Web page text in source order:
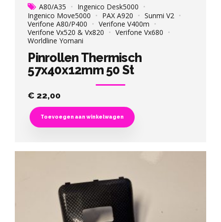
A80/A35
Ingenico Desk5000
Ingenico Move5000
PAX A920
Sunmi V2
Verifone A80/P400
Verifone V400m
Verifone Vx520 & Vx820
Verifone Vx680
Worldline Yomani
Pinrollen Thermisch
57x40x12mm 50 St
€ 22,00
Toevoegen aan winkelwagen